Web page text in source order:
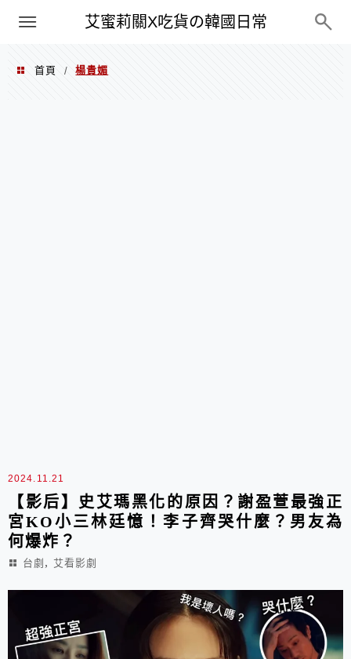
艾蜜莉關X吃貨の韓國日常
PXN
首頁 / 楊貴媚
2024.11.21
【影后】史艾瑪黑化的原因？謝盈萱最強正
宮KO小三林廷憶！李子齊哭什麼？男友為
何爆炸？
台劇 , 艾看影劇